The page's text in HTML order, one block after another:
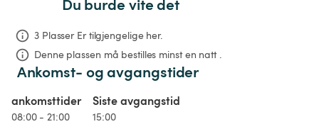
3 Plasser Er tilgjengelige her.
Denne plassen må bestilles minst en natt .
Ankomst- og avgangstider
ankomsttider
08:00 - 21:00
Siste avgangstid
15:00